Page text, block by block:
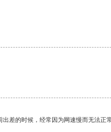
差的时候，经常因为网速慢而无法正